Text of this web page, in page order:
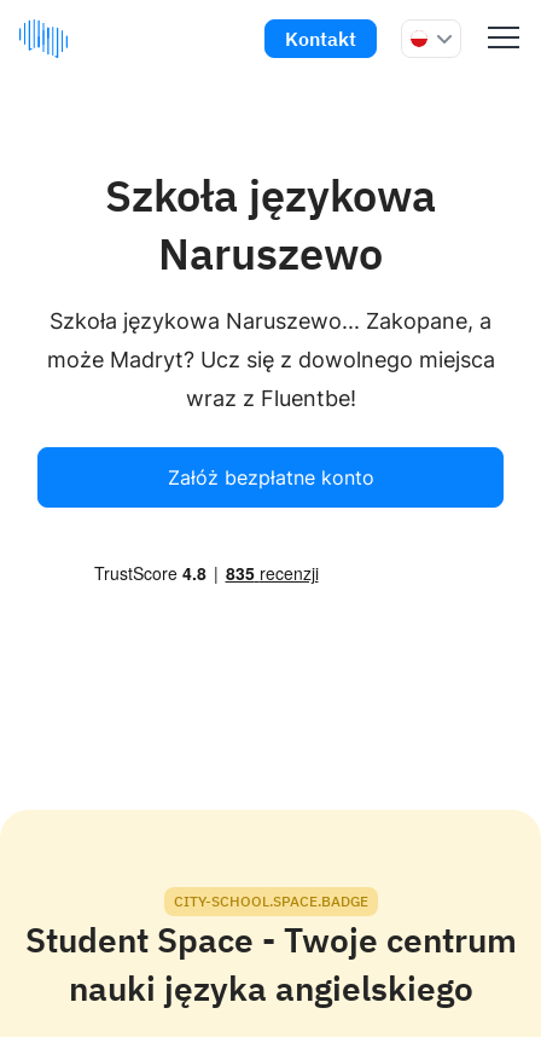
Kontakt
Szkoła językowa
Naruszewo
Szkoła językowa Naruszewo... Zakopane, a
może Madryt? Ucz się z dowolnego miejsca
wraz z Fluentbe!
Załóż bezpłatne konto
CITY-SCHOOL.SPACE.BADGE
Student Space - Twoje centrum
nauki języka angielskiego